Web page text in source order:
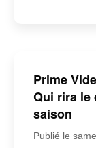
Prime
Qui rira le
saison
Publié le